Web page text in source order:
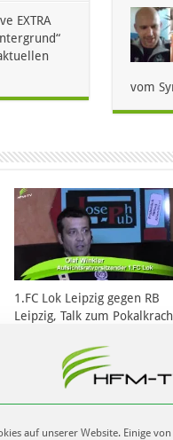
EXTRA
vom
1.FC Lok Leipzig gegen RB
Leipzig, Talk zum
auf unserer Website. Einige